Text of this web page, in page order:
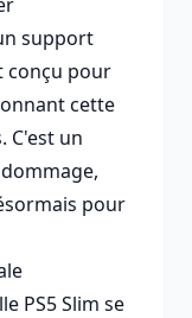
support
conçu pour
cette
C'est un
pour
PS5 Slim se